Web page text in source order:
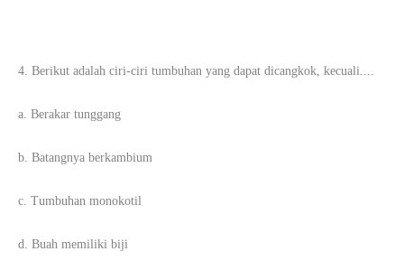
4. Berikut adalah ciri-ciri tumbuhan yang dapat dicangkok, kecuali....
a. Berakar tunggang
b. Batangnya berkambium
c. Tumbuhan monokotil
d. Buah memiliki biji